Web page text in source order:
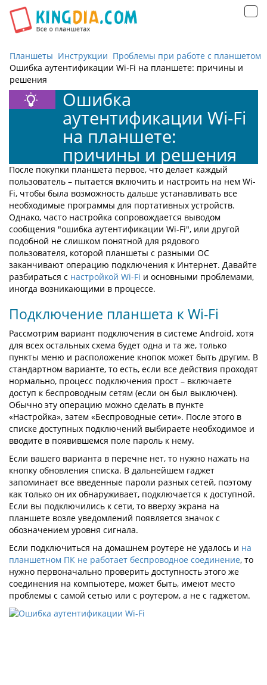
Планшеты Инструкции Проблемы при работе с планшетом
Ошибка аутентификации Wi-Fi на планшете: причины и
решения
Ошибка
аутентификации Wi-Fi
на планшете:
причины и решения
После покупки планшета первое, что делает каждый
пользователь – пытается включить и настроить на нем Wi-
Fi, чтобы была возможность дальше устанавливать все
необходимые программы для портативных устройств.
Однако, часто настройка сопровождается выводом
сообщения "ошибка аутентификации Wi-Fi", или другой
подобной не слишком понятной для рядового
пользователя, которой планшеты с разными ОС
заканчивают операцию подключения к Интернет. Давайте
разбираться с настройкой Wi-Fi и основными проблемами,
иногда возникающими в процессе.
Подключение планшета к Wi-Fi
Рассмотрим вариант подключения в системе Android, хотя
для всех остальных схема будет одна и та же, только
пункты меню и расположение кнопок может быть другим. В
стандартном варианте, то есть, если все действия проходят
нормально, процесс подключения прост – включаете
доступ к беспроводным сетям (если он был выключен).
Обычно эту операцию можно сделать в пункте
«Настройка», затем «Беспроводные сети». После этого в
списке доступных подключений выбираете необходимое и
вводите в появившемся поле пароль к нему.
Если вашего варианта в перечне нет, то нужно нажать на
кнопку обновления списка. В дальнейшем гаджет
запоминает все введенные пароли разных сетей, поэтому
как только он их обнаруживает, подключается к доступной.
Если вы подключились к сети, то вверху экрана на
планшете возле уведомлений появляется значок с
обозначением уровня сигнала.
Если подключиться на домашнем роутере не удалось и на
планшетном ПК не работает беспроводное соединение, то
нужно первоначально проверить доступность этого же
соединения на компьютере, может быть, имеют место
проблемы с самой сетью или с роутером, а не с гаджетом.